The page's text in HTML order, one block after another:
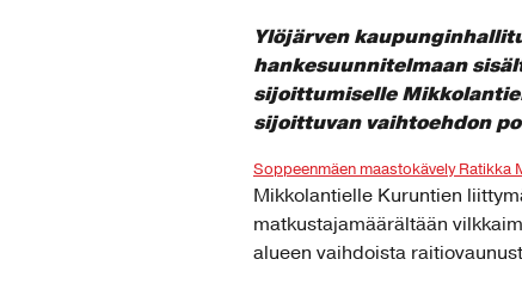
Ylöjärven
hankesuunnitelmaan
sijoittumiselle
sijoittuvan vaihtoehdon
Soppeenmäen maastokävely Ratikka
Mikkolantielle Kuruntien
matkustajamäärältään
alueen vaihdoista